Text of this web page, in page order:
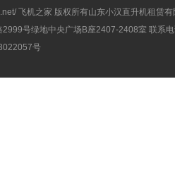
飞机之家 版权所有山东小汉直升机租赁有
号绿地中央广场B座2407-2408室 联系
号